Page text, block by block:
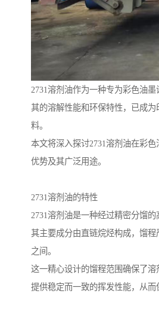
2731溶剂油作为一种专为彩色油
其的溶解性能和环保特性，已成
料。
本文将深入探讨2731溶剂油在彩
优势及其广泛用途。
2731溶剂油的特性
2731溶剂油是一种经过精密分馏的
其主要成分由直链烷烃构成，馏
之间。
这一精心设计的馏程范围确保了
提供稳定而一致的挥发性能，从而